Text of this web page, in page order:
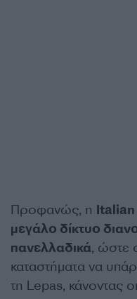
Προφανώς, η Italian
μεγάλο δίκτυο
πανελλαδικά, ώστε
καταστήματα να
τη Lepas, κάνοντας